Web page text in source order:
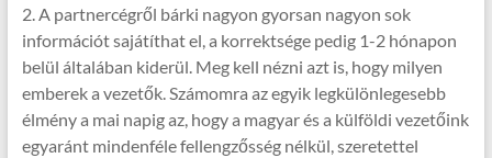
2. A partnercégről bárki nagyon gyorsan nagyon sok
információt sajátíthat el, a korrektsége pedig 1-2 hónapon
belül általában kiderül. Meg kell nézni azt is, hogy milyen
emberek a vezetők. Számomra az egyik legkülönlegesebb
élmény a mai napig az, hogy a magyar és a külföldi vezetőink
egyaránt mindenféle fellengzősség nélkül, szeretettel